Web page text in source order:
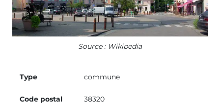
Source : Wikipedia
Type commune
Code postal 38320